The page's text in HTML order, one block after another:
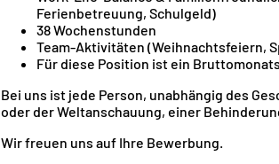
Ferienbetreuung, Schulgeld)
38 Wochenstunden
Team-Aktivitäten (Weihnachtsfeiern,
Für diese Position ist ein
Bei uns ist jede Person, unabhängig des
oder der Weltanschauung, einer
Wir freuen uns auf Ihre Bewerbung.